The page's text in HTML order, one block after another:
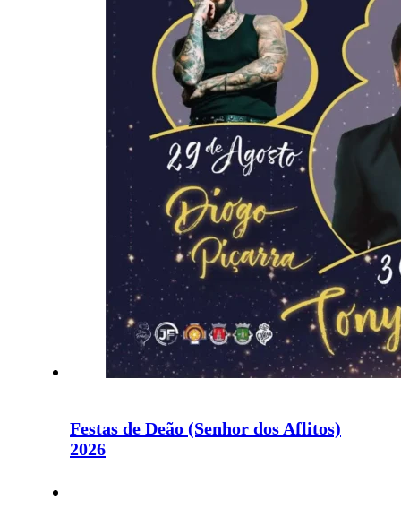
Festas de Deão (Senhor dos Aflitos)
2026